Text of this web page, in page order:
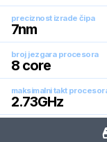
preciznost izrade čipa
7nm
broj jezgara procesora
8 core
maksimalni takt
2.73GHz